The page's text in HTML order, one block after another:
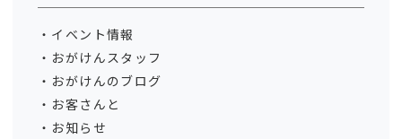
イベント情報
おがけんスタッフ
おがけんのブログ
お客さんと
お知らせ